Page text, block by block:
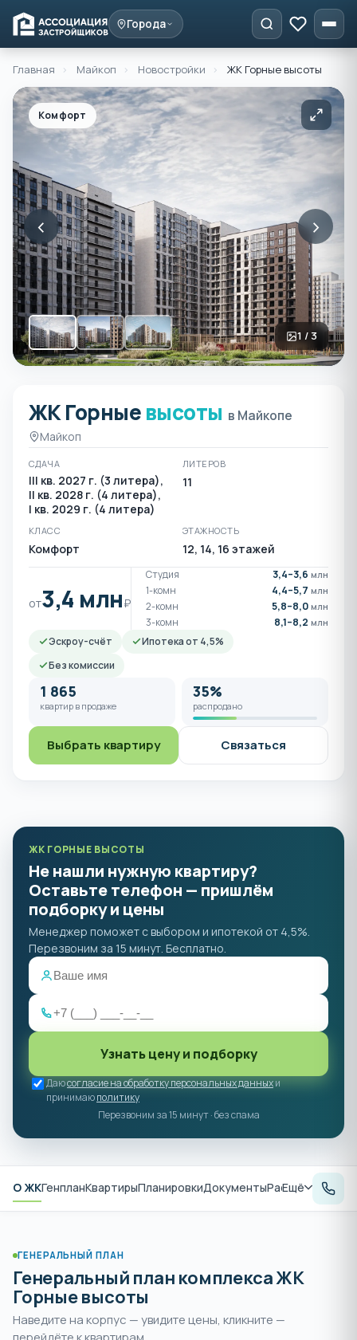
Города
Главная › Майкоп › Новостройки › ЖК Горные высоты
Комфорт
‹ ›
1 / 3
ЖК Горные высоты в
ЖК Горныевысоты в Майкопе
Майкоп
СДАЧА
III кв. 2027 г. (3 литера),
II кв. 2028 г. (4 литера),
I кв. 2029 г. (4 литера)
ЛИТЕРОВ
11
КЛАСС
Комфорт
ЭТАЖНОСТЬ
12, 14, 16 этажей
от3,4 млн₽
Студия 3,4–3,6 млн
1-комн 4,4–5,7 млн
2-комн 5,8–8,0 млн
3-комн 8,1–8,2 млн
Эскроу-счёт
Ипотека от 4,5%
Без комиссии
1 865
квартир в продаже
35%
распродано
Выбрать квартиру Связаться
ЖК ГОРНЫЕ ВЫСОТЫ
Не нашли нужную квартиру?
Оставьте телефон — пришлём
подборку и цены
Менеджер поможет с выбором и ипотекой от 4,5%.
Перезвоним за 15 минут. Бесплатно.
Узнать цену и подборку
Даюсогласие на обработку персональных данныхи
принимаюполитику
Перезвоним за 15 минут · без спама
О ЖКГенпланКвартирыПланировкиДокументыРасположение
Ещё
ГЕНЕРАЛЬНЫЙ ПЛАН
Генеральный план комплекса ЖК
Горные высоты
Наведите на корпус — увидите цены, кликните —
Раздвиньте
пальцами или
+